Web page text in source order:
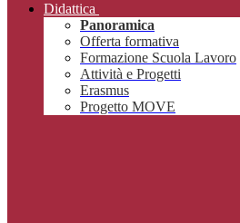
Didattica
Panoramica
Offerta formativa
Formazione Scuola Lavoro
Attività e Progetti
Erasmus
Progetto MOVE